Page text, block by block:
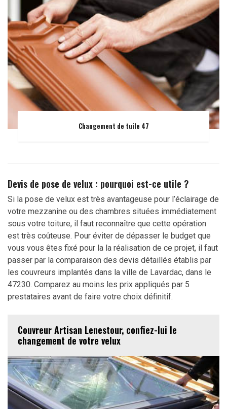
Changement de tuile 47
Devis de pose de velux : pourquoi est-ce utile ?
Si la pose de velux est très avantageuse pour l’éclairage de
votre mezzanine ou des chambres situées immédiatement
sous votre toiture, il faut reconnaître que cette opération
est très coûteuse. Pour éviter de dépasser le budget que
vous vous êtes fixé pour la la réalisation de ce projet, il faut
passer par la comparaison des devis détaillés établis par
les couvreurs implantés dans la ville de Lavardac, dans le
47230. Comparez au moins les prix appliqués par 5
prestataires avant de faire votre choix définitif.
Couvreur Artisan Lenestour, confiez-lui le
changement de votre velux